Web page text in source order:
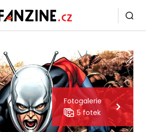
Fotogalerie
5 fotek